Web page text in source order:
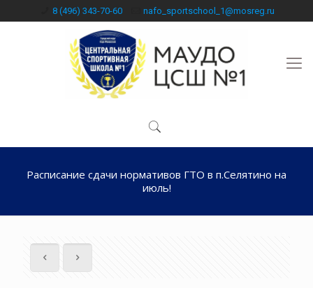
8 (496) 343-70-60 nafo_sportschool_1@mosreg.ru
Расписание сдачи нормативов ГТО в п.Селятино на
июль!